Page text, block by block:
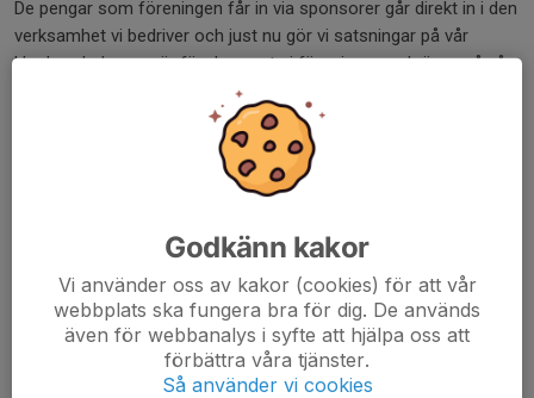
De pengar som föreningen får in via sponsorer går direkt in i den
verksamhet vi bedriver och just nu gör vi satsningar på vår
Hockeyskola som är för de yngsta i föreningen och även på vår
Flickhockeyverksamhet. Vår ambition är att vi i framtiden ska ha
flicklag i varje ålderskull och även ett seniorlag.
VILL DU VARA MED - VÄLKOMMEN TILL
SÖRHAGA/ALINGSÅS HOCKEY
VI erbjuder många olika alternativ till våra samarbetspartners
och ofta kan vi mixa olika varianter för att på så sätt få ihop det
bästa för våra partners.
Godkänn kakor
Vi använder oss av kakor (cookies) för att vår
webbplats ska fungera bra för dig. De används
även för webbanalys i syfte att hjälpa oss att
förbättra våra tjänster.
Så använder vi cookies